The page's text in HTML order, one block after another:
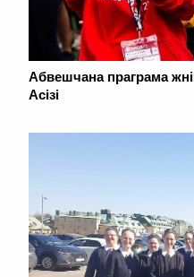
Абвешчана праграма
Асізі